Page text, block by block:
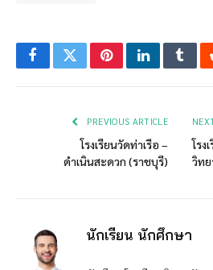
FacebookTwitterPinterestLinkedIn
PREVIOUS ARTICLE
โรงเรียนวัดท่าเรือ –
ดำเนินสะดวก (ราชบุรี)
โรง
วิท
นักเรียน นักศึกษา